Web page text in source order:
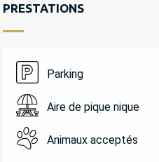
PRESTATIONS
Parking
Aire de pique nique
Animaux acceptés